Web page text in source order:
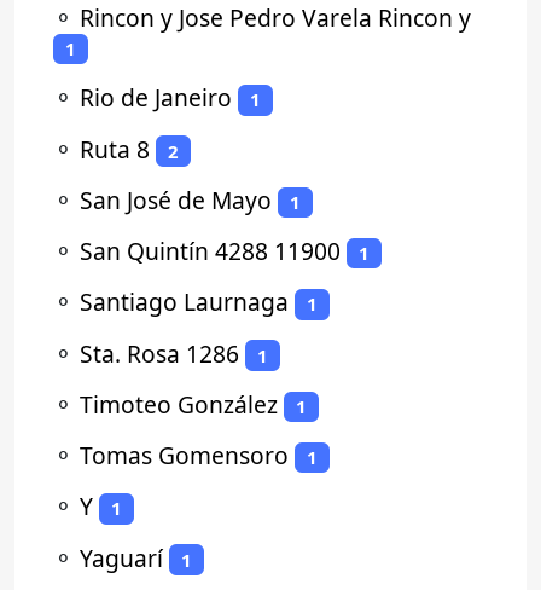
⚬ Rincon y Jose Pedro Varela Rincon y
1
⚬ Rio de Janeiro 1
⚬ Ruta 8 2
⚬ San José de Mayo 1
⚬ San Quintín 4288 11900 1
⚬ Santiago Laurnaga 1
⚬ Sta. Rosa 1286 1
⚬ Timoteo González 1
⚬ Tomas Gomensoro 1
⚬ Y 1
⚬ Yaguarí 1